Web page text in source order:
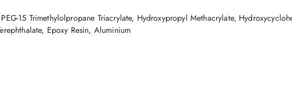
15 Trimethylolpropane Triacrylate, Hydroxypropyl Methacrylate,
Epoxy Resin, Aluminium